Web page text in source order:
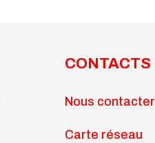
CONTACTS
Nous contacter
Carte réseau